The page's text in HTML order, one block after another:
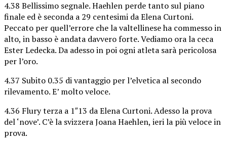
4.38 Bellissimo segnale. Haehlen perde tanto sul piano
finale ed è seconda a 29 centesimi da Elena Curtoni.
Peccato per quell’errore che la valtellinese ha commesso in
alto, in basso è andata davvero forte. Vediamo ora la ceca
Ester Ledecka. Da adesso in poi ogni atleta sarà pericolosa
per l’oro.
4.37 Subito 0.35 di vantaggio per l’elvetica al secondo
rilevamento. E’ molto veloce.
4.36 Flury terza a 1″13 da Elena Curtoni. Adesso la prova
del ‘nove’. C’è la svizzera Joana Haehlen, ieri la più veloce in
prova.